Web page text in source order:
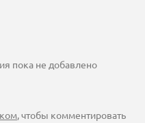
пока не добавлено
, чтобы комментировать